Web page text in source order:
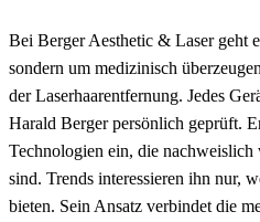
Bei Berger Aesthetic & Laser geht
sondern um medizinisch
der Laserhaarentfernung. Jedes
Harald Berger persönlich geprüft.
Technologien ein, die
sind. Trends interessieren ihn nur,
bieten. Sein Ansatz verbindet die